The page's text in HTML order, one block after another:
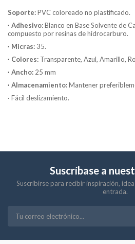
Soporte:PVC coloreado no plastificado.
· Adhesivo:Blanco en Base Solvente de
compuesto por resinas de hidrocarburo.
· Micras: 35.
· Colores: Transparente, Azul, Amarillo,
· Ancho: 25 mm
· Almacenamiento:Mantener
· Fácil deslizamiento.
Suscríbase a
Suscribirse para recibir inspiración,
entrada.